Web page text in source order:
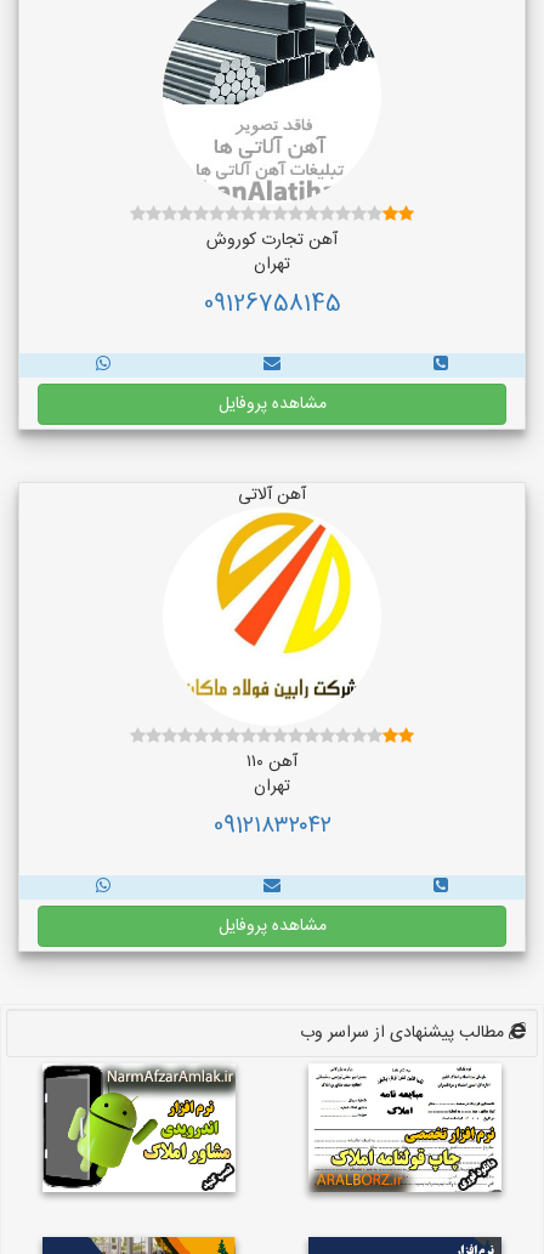
آهن تجارت کوروش
تهران
09126758145
مشاهده پروفایل
آهن آلاتی
آهن ۱۱۰
تهران
091۲۱۸۳۲۰۴۲
مشاهده پروفایل
مطالب پیشنهادی از سراسر وب